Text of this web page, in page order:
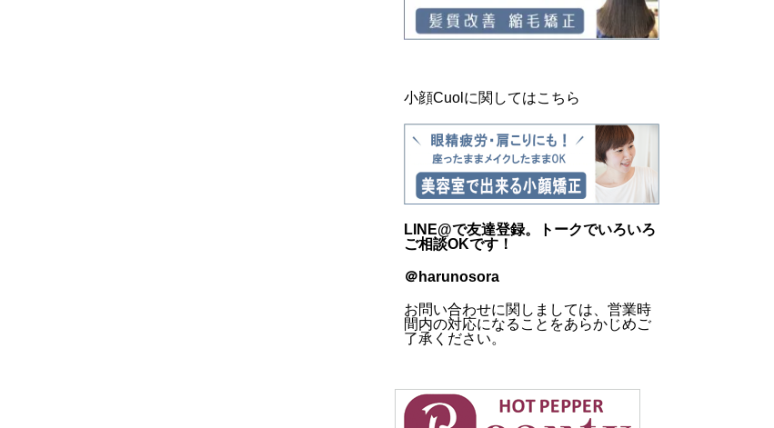
小顔Cuolに関してはこちら
LINE@で友達登録。トークでいろいろ
ご相談OKです！
＠harunosora
お問い合わせに関しましては、営業時
間内の対応になることをあらかじめご
了承ください。